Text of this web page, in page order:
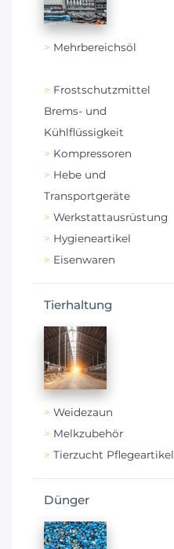
Mehrbereichsöl
Frostschutzmittel
Brems- und
Kühlflüssigkeit
Kompressoren
Hebe und
Transportgeräte
Werkstattausrüstung
Hygieneartikel
Eisenwaren
Tierhaltung
Weidezaun
Melkzubehör
Tierzucht Pflegeartikel
Dünger